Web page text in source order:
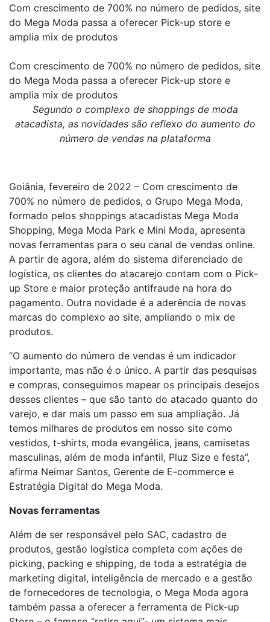
Com crescimento de 700% no número de pedidos, site
do Mega Moda passa a oferecer Pick-up store e
amplia mix de produtos
Com crescimento de 700% no número de pedidos, site
do Mega Moda passa a oferecer Pick-up store e
amplia mix de produtos
Segundo o complexo de shoppings de moda
atacadista, as novidades são reflexo do aumento do
número de vendas na plataforma
Goiânia, fevereiro de 2022 – Com crescimento de
700% no número de pedidos, o Grupo Mega Moda,
formado pelos shoppings atacadistas Mega Moda
Shopping, Mega Moda Park e Mini Moda, apresenta
novas ferramentas para o seu canal de vendas online.
A partir de agora, além do sistema diferenciado de
logística, os clientes do atacarejo contam com o Pick-
up Store e maior proteção antifraude na hora do
pagamento. Outra novidade é a aderência de novas
marcas do complexo ao site, ampliando o mix de
produtos.
“O aumento do número de vendas é um indicador
importante, mas não é o único. A partir das pesquisas
e compras, conseguimos mapear os principais desejos
desses clientes – que são tanto do atacado quanto do
varejo, e dar mais um passo em sua ampliação. Já
temos milhares de produtos em nosso site como
vestidos, t-shirts, moda evangélica, jeans, camisetas
masculinas, além de moda infantil, Pluz Size e festa”,
afirma Neimar Santos, Gerente de E-commerce e
Estratégia Digital do Mega Moda.
Novas ferramentas
Além de ser responsável pelo SAC, cadastro de
produtos, gestão logística completa com ações de
picking, packing e shipping, de toda a estratégia de
marketing digital, inteligência de mercado e a gestão
de fornecedores de tecnologia, o Mega Moda agora
também passa a oferecer a ferramenta de Pick-up